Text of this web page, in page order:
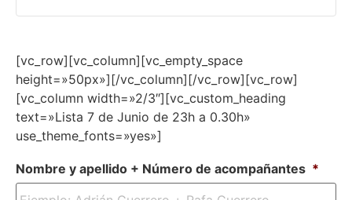
[vc_row][vc_column][vc_empty_space
height=»50px»][/vc_column][/vc_row][vc_row]
[vc_column width=»2/3″][vc_custom_heading
text=»Lista 7 de Junio de 23h a 0.30h»
use_theme_fonts=»yes»]
Nombre y apellido + Número de acompañantes *